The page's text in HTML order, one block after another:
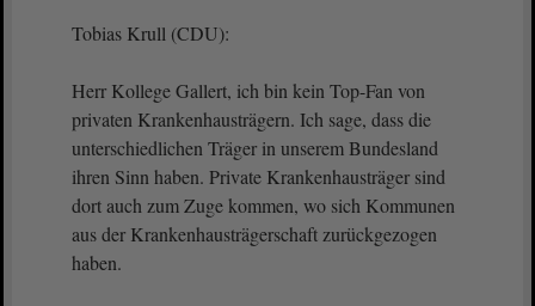
Tobias Krull (CDU):
Herr Kollege Gallert, ich bin kein Top-Fan von
privaten Krankenhausträgern. Ich sage, dass die
unterschiedlichen Träger in unserem Bundesland
ihren Sinn haben. Private Krankenhausträger sind
dort auch zum Zuge kommen, wo sich Kommunen
aus der Krankenhausträgerschaft zurückgezogen
haben.